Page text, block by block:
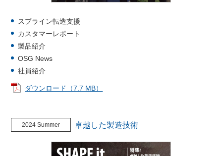
スプライン転造支援
カスタマーレポート
製品紹介
OSG News
社員紹介
ダウンロード（7.7 MB）
2024 Summer 卓越した製造技術